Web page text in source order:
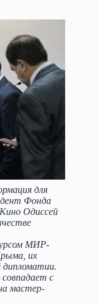
для
Фонда
Одиссей
МИР-
их
дипломатии.
с
мастер-